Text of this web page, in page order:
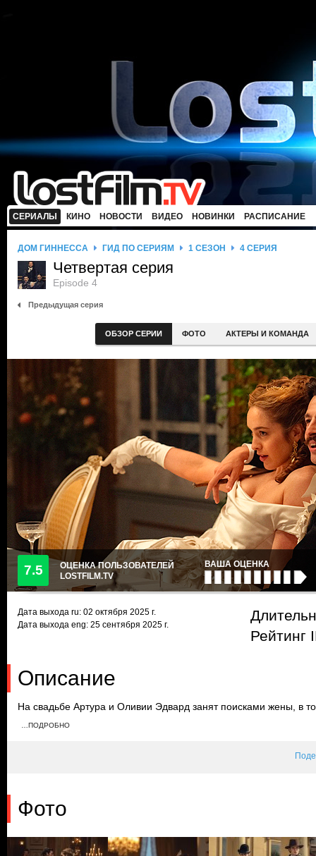
СЕРИАЛЫ КИНО НОВОСТИ ВИДЕО НОВИНКИ РАСПИСАНИЕ
ДОМ ГИННЕССА ГИД ПО СЕРИЯМ 1 СЕЗОН 4 СЕРИЯ
Четвертая серия
Episode 4
Предыдущая серия
ОБЗОР СЕРИИ ФОТО АКТЕРЫ И КОМАНДА
7.5
ОЦЕНКА ПОЛЬЗОВАТЕЛЕЙ
LOSTFILM.TV
ВАША ОЦЕНКА
Дата выхода ru: 02 октября 2025 г.
Дата выхода eng: 25 сентября 2025 г.
Рейтинг
Описание
На свадьбе Артура и Оливии Эдвард занят поисками жены, в
содержание. Узнав о том, что Эдвард пригласил на торжество
…ПОДРОБНО
Фото